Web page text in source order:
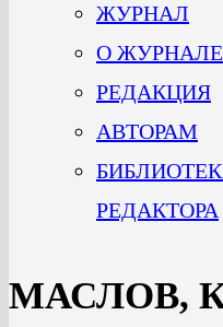
ЖУРНАЛ
О ЖУРНАЛЕ
РЕДАКЦИЯ
АВТОРАМ
РЕДАКТОРА
МАСЛОВ,